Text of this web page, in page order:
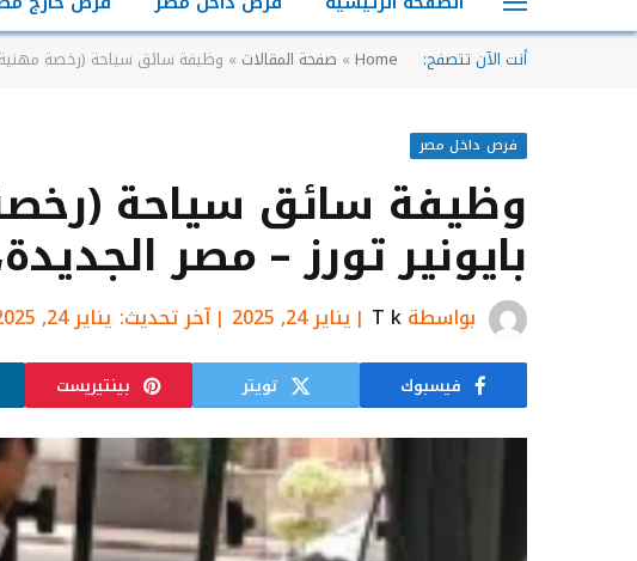
أنت الآن تتصفح: Home
» صفحة المقالات » وظيفة سائق سياحة (رخصة مهنية)
فرص داخل مصر
وظيفة سائق سياحة
بايونير تورز – مصر
بواسطةT k يناير 24, 2025 آخر تحديث: يناير 24, 2025
فيسبوك تويتر بينتيريست